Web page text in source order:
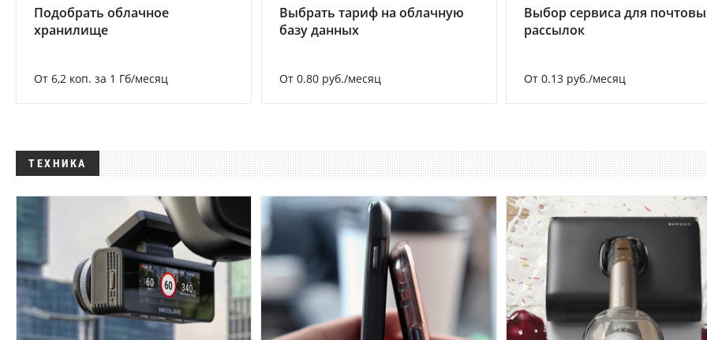
Подобрать облачное
хранилище
От 6,2 коп. за 1 Гб/месяц
Выбрать тариф на облачную
базу данных
От 0.80 руб./месяц
Выбор сервиса для
рассылок
От 0.13 руб./месяц
ТЕХНИКА